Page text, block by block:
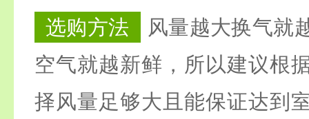
选购方法
风量越大换气就
空气就越新鲜，所以建议根
择风量足够大且能保证达到